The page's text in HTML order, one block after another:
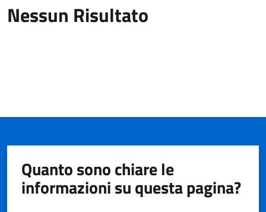
Nessun Risultato
Quanto sono chiare le
informazioni su questa pagina?